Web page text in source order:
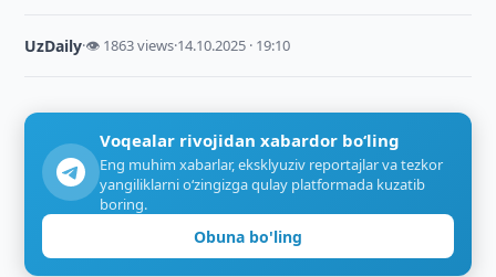
UzDaily·👁 1863 views·14.10.2025 · 19:10
Voqealar rivojidan xabardor bo‘ling
Eng muhim xabarlar, eksklyuziv reportajlar va tezkor
yangiliklarni o‘zingizga qulay platformada kuzatib
boring.
Obuna bo'ling